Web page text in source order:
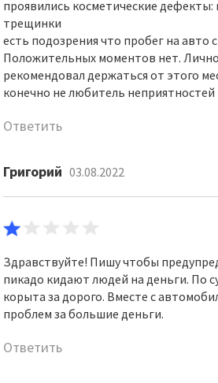
проявились косметические
трещинки
есть подозрения что пробег на авто
Положительных моментов нет.
рекомендовал держаться от этого
конечно не любитель неприятностей
Ответить
Григорий 03.08.2022
Здравствуйте! Пишу чтобы
пикадо кидают людей на деньги. По
корыта за дорого. Вместе с
проблем за большие деньги.
Ответить